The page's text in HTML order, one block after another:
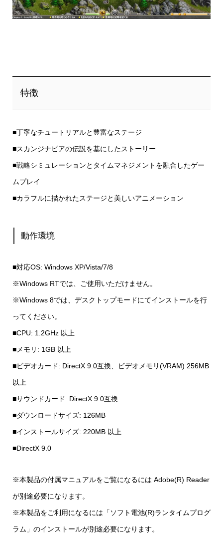
特徴
■丁寧なチュートリアルと豊富なステージ
■スカンジナビアの伝説を基にしたストーリー
■戦略シミュレーションとタイムマネジメントを融合したゲー
ムプレイ
■カラフルに描かれたステージと美しいアニメーション
動作環境
■対応OS: Windows XP/Vista/7/8
※Windows RTでは、ご使用いただけません。
※Windows 8では、デスクトップモードにてインストールを行
ってください。
■CPU: 1.2GHz 以上
■メモリ: 1GB 以上
■ビデオカード: DirectX 9.0互換、ビデオメモリ(VRAM) 256MB
以上
■サウンドカード: DirectX 9.0互換
■ダウンロードサイズ: 126MB
■インストールサイズ: 220MB 以上
■DirectX 9.0
※本製品の付属マニュアルをご覧になるには Adobe(R) Reader
が別途必要になります。
※本製品をご利用になるには「ソフト電池(R)ランタイムプログ
ラム」のインストールが別途必要になります。